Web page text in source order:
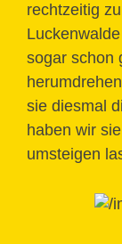
rechtzeitig
sogar schon
sie diesmal
haben wir
umsteigen